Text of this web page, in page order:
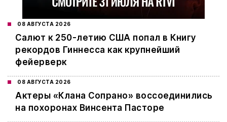
08 АВГУСТА 2026
Салют к 250-летию США попал в Книгу
рекордов Гиннесса как крупнейший
фейерверк
08 АВГУСТА 2026
Актеры «Клана Сопрано» воссоединились
на похоронах Винсента Пасторе